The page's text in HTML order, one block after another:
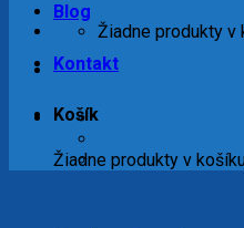
Žiadne produkty v
Košík
Žiadne produkty v
Blog
Kontakt